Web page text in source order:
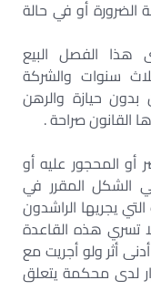
الضرورة أو في حالة
هذا الفصل البيع
سنوات والشركة
بدون حيازة والرهن
القانون صراحة .
أو المحجور عليه أو
الشكل المقرر في
يجريها الراشدون
تسري هذه القاعدة
أثر ولو أجريت مع
لدى محكمة يتعلق